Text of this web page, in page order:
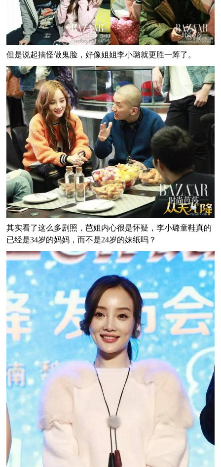
但是说起搞怪做鬼脸，好像姐姐李小璐就更胜一筹了。
其实看了这么多剧照，芭姐内心很是怀疑，李小璐童鞋真的
已经是34岁的妈妈，而不是24岁的妹纸吗？